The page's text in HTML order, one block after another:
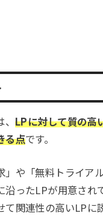
、LPに対して質の高
る点です。
」や「無料トライア
沿ったLPが用意され
て関連性の高いLPに